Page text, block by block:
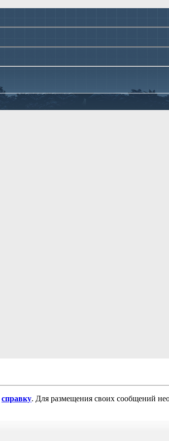
справку. Для размещения своих сообщений